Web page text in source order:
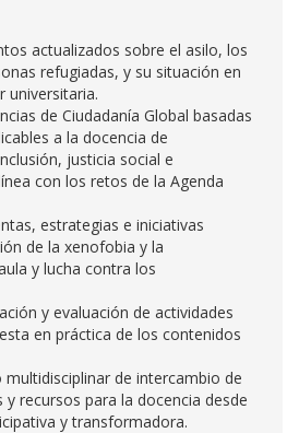
actualizados sobre el asilo, los
refugiadas, y su situación en
universitaria.
de Ciudadanía Global basadas
a la docencia de
justicia social e
con los retos de la Agenda
estrategias e iniciativas
de la xenofobia y la
y lucha contra los
y evaluación de actividades
en práctica de los contenidos
multidisciplinar de intercambio de
recursos para la docencia desde
y transformadora.